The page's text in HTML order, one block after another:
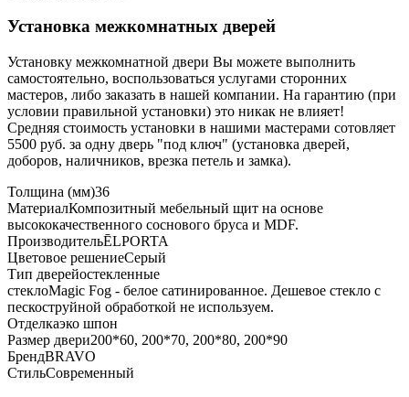
Установка межкомнатных дверей
Установку межкомнатной двери Вы можете выполнить
самостоятельно, воспользоваться услугами сторонних
мастеров, либо заказать в нашей компании. На гарантию (при
условии правильной установки) это никак не влияет!
Средняя стоимость установки в нашими мастерами сотовляет
5500 руб. за одну дверь "под ключ" (установка дверей,
доборов, наличников, врезка петель и замка).
Толщина (мм)36
МатериалКомпозитный мебельный щит на основе
высококачественного соснового бруса и MDF.
ПроизводительĒLPORTA
Цветовое решениеСерый
Тип дверейостекленные
стеклоMagic Fog - белое сатинированное. Дешевое стекло с
пескоструйной обработкой не используем.
Отделкаэко шпон
Размер двери200*60, 200*70, 200*80, 200*90
БрендBRAVO
СтильСовременный